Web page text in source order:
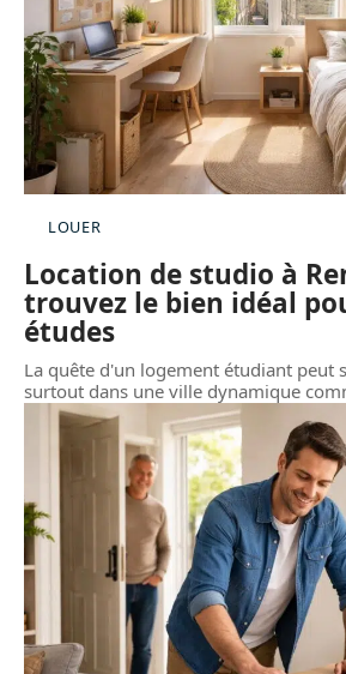
LOUER
Location de studio à
trouvez le bien idéal
études
La quête d'un logement étudiant peut
surtout dans une ville dynamique